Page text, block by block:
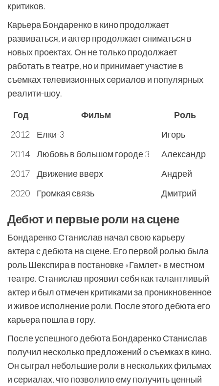
критиков.
Карьера Бондаренко в кино продолжает
развиваться, и актер продолжает сниматься в
новых проектах. Он не только продолжает
работать в театре, но и принимает участие в
съемках телевизионных сериалов и популярных
реалити-шоу.
Год
Фильм
Роль
2012
Елки-3
Игорь
2014
Любовь в большом городе 3
Александр
2017
Движение вверх
Андрей
2020
Громкая связь Дмитрий
Дебют и первые роли на сцене
Бондаренко Станислав начал свою карьеру
актера с дебюта на сцене. Его первой ролью была
роль Шекспира в постановке «Гамлет» в местном
театре. Станислав проявил себя как талантливый
актер и был отмечен критиками за проникновенное
и живое исполнение роли. После этого дебюта его
карьера пошла в гору.
После успешного дебюта Бондаренко Станислав
получил несколько предложений о съемках в кино.
Он сыграл небольшие роли в нескольких фильмах
и сериалах, что позволило ему получить ценный